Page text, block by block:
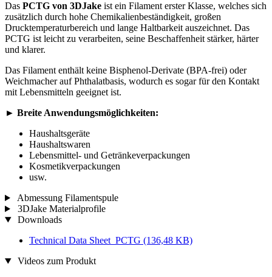
Das PCTG von 3DJake ist ein Filament erster Klasse, welches sich
zusätzlich durch hohe Chemikalienbeständigkeit, großen
Drucktemperaturbereich und lange Haltbarkeit auszeichnet. Das
PCTG ist leicht zu verarbeiten, seine Beschaffenheit stärker, härter
und klarer.
Das Filament enthält keine Bisphenol-Derivate (BPA-frei) oder
Weichmacher auf Phthalatbasis, wodurch es sogar für den Kontakt
mit Lebensmitteln geeignet ist.
► Breite Anwendungsmöglichkeiten:
Haushaltsgeräte
Haushaltswaren
Lebensmittel- und Getränkeverpackungen
Kosmetikverpackungen
usw.
Abmessung Filamentspule
3DJake Materialprofile
Downloads
Technical Data Sheet_PCTG (136,48 KB)
Videos zum Produkt